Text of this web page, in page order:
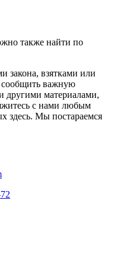
также найти по
закона, взятками или
сообщить важную
другими материалами,
с нами любым
здесь. Мы постараемся